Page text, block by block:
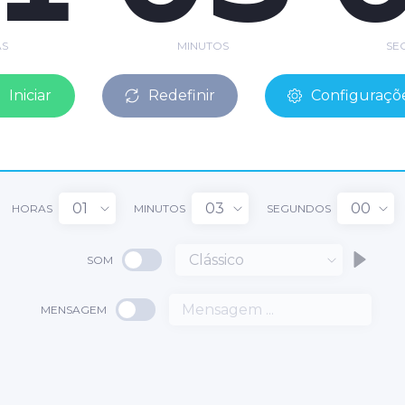
MINUTOS
Iniciar Redefinir
HORAS 01 MINUTOS 03 SEGUNDOS 00
SOM Clássico
MENSAGEM